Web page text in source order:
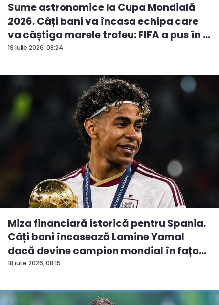
19 iulie 2026, 08:24
Sume astronomice la Cupa Mondială
2026. Câți bani va încasa echipa care
va câștiga marele trofeu: FIFA a pus în ...
18 iulie 2026, 08:15
Miza financiară istorică pentru Spania.
Câți bani încasează Lamine Yamal
dacă devine campion mondial în fața...